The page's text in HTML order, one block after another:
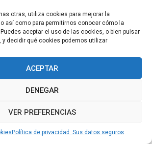
otras, utiliza cookies para mejorar la
así como para permitirnos conocer cómo la
aceptar el uso de las cookies, o bien pulsar
y decidir qué cookies podemos utilizar
ACEPTAR
DENEGAR
VER PREFERENCIAS
Política de privacidad. Sus datos seguros